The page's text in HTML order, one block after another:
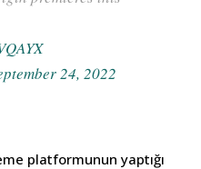
24, 2022
platformunun yaptığı